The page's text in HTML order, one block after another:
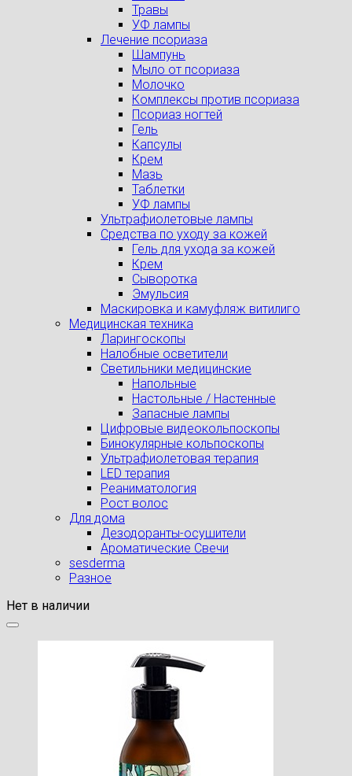
Травы
УФ лампы
Лечение псориаза
Шампунь
Мыло от псориаза
Молочко
Комплексы против псориаза
Псориаз ногтей
Гель
Капсулы
Крем
Мазь
Таблетки
УФ лампы
Ультрафиолетовые лампы
Средства по уходу за кожей
Гель для ухода за кожей
Крем
Сыворотка
Эмульсия
Маскировка и камуфляж витилиго
Медицинская техника
Ларингоскопы
Налобные осветители
Светильники медицинские
Напольные
Настольные / Настенные
Запасные лампы
Цифровые видеокольпоскопы
Бинокулярные кольпоскопы
Ультрафиолетовая терапия
LED терапия
Реаниматология
Рост волос
Для дома
Дезодоранты-осушители
Ароматические Свечи
sesderma
Разное
Нет в наличии